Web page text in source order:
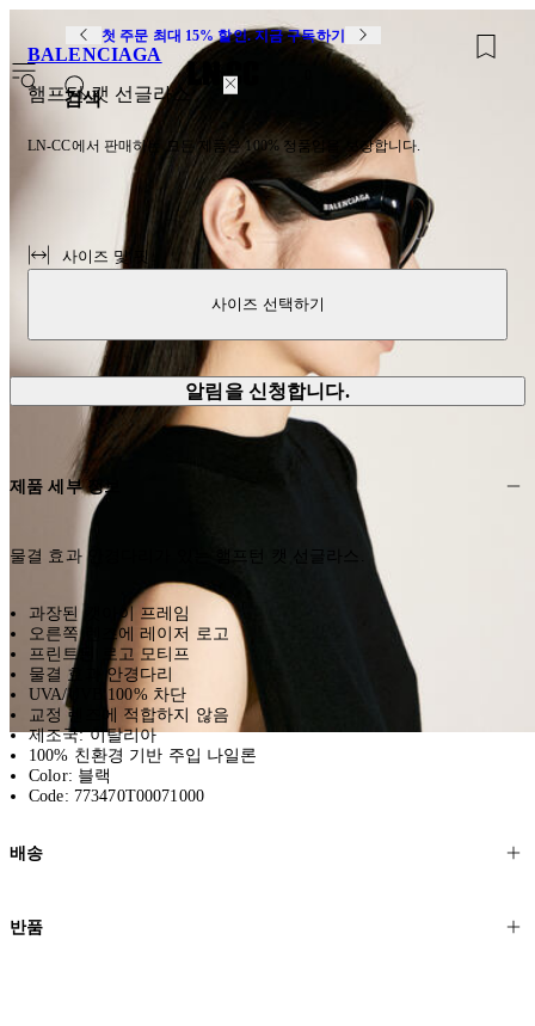
첫 주문 최대 15% 할인. 지금 구독하기
검색
BALENCIAGA
햄프턴 캣 선글라스
LN-CC에서 판매하는 모든 제품은 100% 정품임을 보장합니다.
사이즈 및 핏
사이즈 선택하기
알림을 신청합니다.
제품 세부 정보
물결 효과 안경다리가 있는 햄프턴 캣 선글라스.
과장된 캣아이 프레임
오른쪽 렌즈에 레이저 로고
프린트된 로고 모티프
물결 효과 안경다리
UVA/UVB 100% 차단
교정 렌즈에 적합하지 않음
제조국: 이탈리아
100% 친환경 기반 주입 나일론
Color: 블랙
Code: 773470T00071000
배송
고객님의 위치에 따라 일반 배송과 익스프레스 배송을 제공합니다.
반품